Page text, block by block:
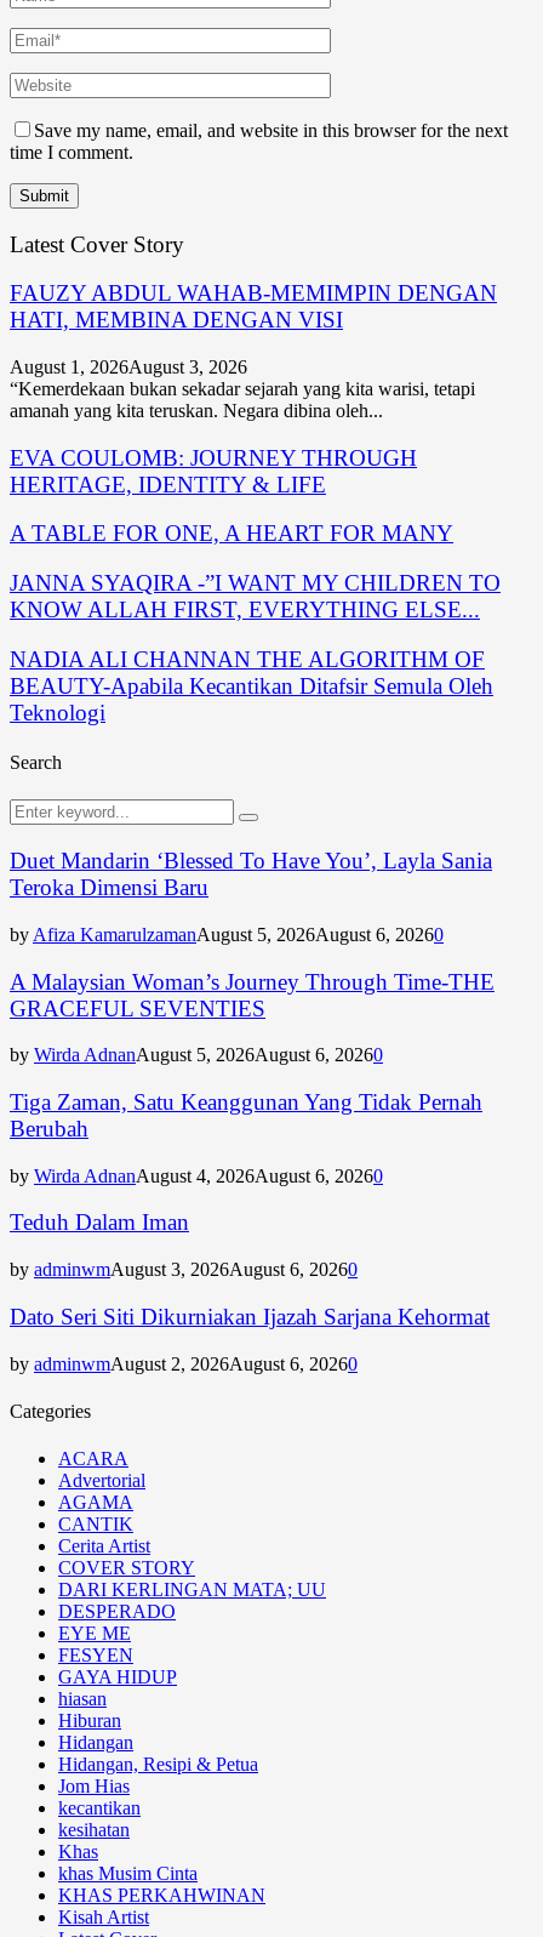
Save my name, email, and website in this browser for the next
time I comment.
Latest Cover Story
FAUZY ABDUL WAHAB-MEMIMPIN DENGAN
HATI, MEMBINA DENGAN VISI
August 1, 2026August 3, 2026
“Kemerdekaan bukan sekadar sejarah yang kita warisi, tetapi
amanah yang kita teruskan. Negara dibina oleh...
EVA COULOMB: JOURNEY THROUGH
HERITAGE, IDENTITY & LIFE
A TABLE FOR ONE, A HEART FOR MANY
JANNA SYAQIRA -”I WANT MY CHILDREN TO
KNOW ALLAH FIRST, EVERYTHING ELSE...
NADIA ALI CHANNAN THE ALGORITHM OF
BEAUTY-Apabila Kecantikan Ditafsir Semula Oleh
Teknologi
Search
Search
for:
Search
Duet Mandarin ‘Blessed To Have You’, Layla Sania
Teroka Dimensi Baru
by Afiza KamarulzamanAugust 5, 2026August 6, 20260
A Malaysian Woman’s Journey Through Time-THE
GRACEFUL SEVENTIES
by Wirda AdnanAugust 5, 2026August 6, 20260
Tiga Zaman, Satu Keanggunan Yang Tidak Pernah
Berubah
by Wirda AdnanAugust 4, 2026August 6, 20260
Teduh Dalam Iman
by adminwmAugust 3, 2026August 6, 20260
Dato Seri Siti Dikurniakan Ijazah Sarjana Kehormat
by adminwmAugust 2, 2026August 6, 20260
Categories
ACARA
Advertorial
AGAMA
CANTIK
Cerita Artist
COVER STORY
DARI KERLINGAN MATA; UU
DESPERADO
EYE ME
FESYEN
GAYA HIDUP
hiasan
Hiburan
Hidangan
Hidangan, Resipi & Petua
Jom Hias
kecantikan
kesihatan
Khas
khas Musim Cinta
KHAS PERKAHWINAN
Kisah Artist